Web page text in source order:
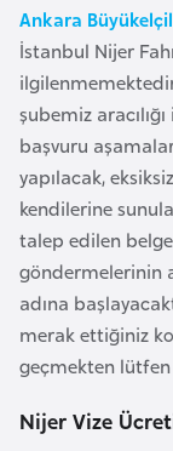
Ankara
İstanbul Nijer
şubemiz
başvuru
yapılacak,
kendilerine
talep edilen
göndermelerinin
adına
merak ettiğiniz
geçmekten
Nijer Vize
l
g
a
r
i
s
t
a
n
B
u
k